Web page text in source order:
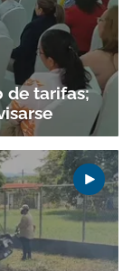
de tarifas;